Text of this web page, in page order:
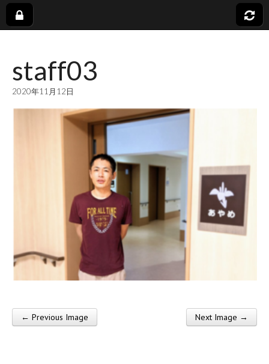
会
福
祉
蓬
莱
会
staff03
2020年11月12日
Post navigation
← Previous Image Next Image →